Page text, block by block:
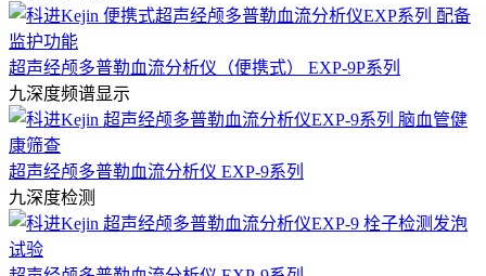
超声经颅多普勒血流分析仪（便携式） EXP-9P系列
九深度频谱显示
超声经颅多普勒血流分析仪 EXP-9系列
九深度检测